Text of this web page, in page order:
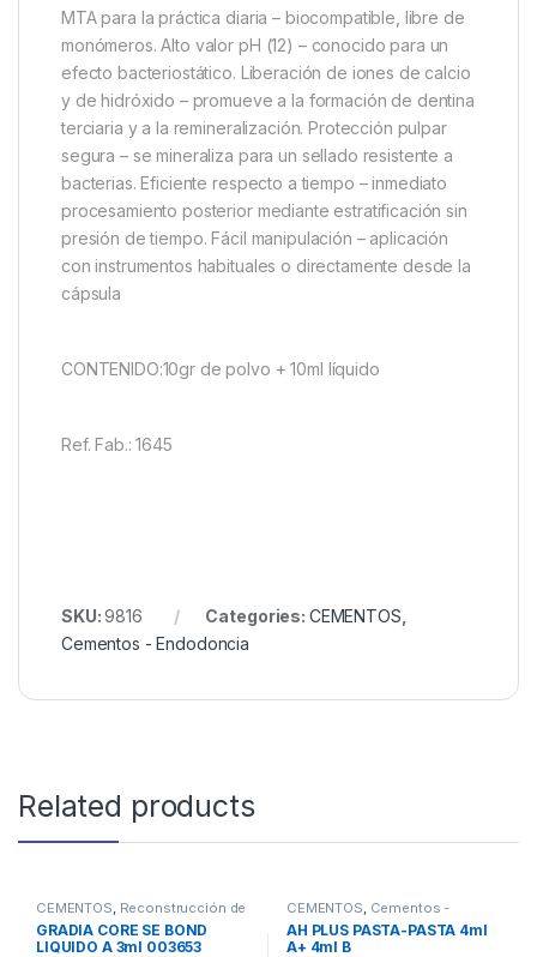
MTA para la práctica diaria – biocompatible, libre de
monómeros. Alto valor pH (12) – conocido para un
efecto bacteriostático. Liberación de iones de calcio
y de hidróxido – promueve a la formación de dentina
terciaria y a la remineralización. Protección pulpar
segura – se mineraliza para un sellado resistente a
bacterias. Eficiente respecto a tiempo – inmediato
procesamiento posterior mediante estratificación sin
presión de tiempo. Fácil manipulación – aplicación
con instrumentos habituales o directamente desde la
cápsula
CONTENIDO:10gr de polvo + 10ml líquido
Ref. Fab.: 1645
SKU:9816 Categories: CEMENTOS
Cementos - Endodoncia
Related products
CEMENTOS Reconstrucción de
GRADIA CORE SE BOND
LIQUIDO A 3ml 003653
CEMENTOS Cementos -
Endodoncia
AH PLUS PASTA-PASTA 4ml
A+ 4ml B